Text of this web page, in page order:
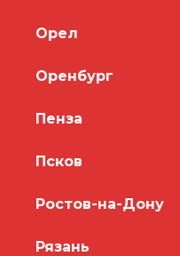
Орел
Оренбург
Пенза
Псков
Ростов-на-Дону
Рязань